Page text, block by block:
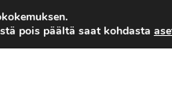
alkaen 7 EUR
pois päältä saat kohdasta